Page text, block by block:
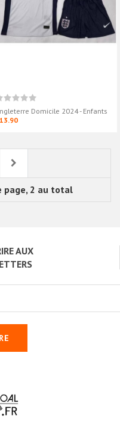
Domicile 2024 - Enfants
page, 2 au total
AUX